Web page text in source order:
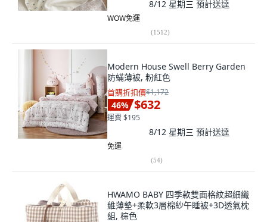
8/12 星期三 預計送達
WOW免運
(1512)
Modern House Swell Berry Garden
防蟎薄被, 粉紅色
首購折扣價$1,172
46% $632
運費 $195
8/12 星期三 預計送達
免運
(54)
HWAMO BABY 四季款雙面格紋超細纖
維薄墊+柔軟3層棉紗午睡被+3D透氣枕
組, 棕色